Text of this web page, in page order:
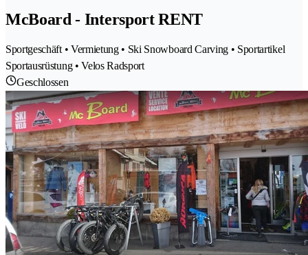
McBoard - Intersport RENT
Sportgeschäft • Vermietung • Ski Snowboard Carving • Sportartikel
Sportausrüstung • Velos Radsport
Geschlossen